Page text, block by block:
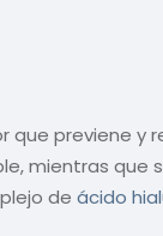
que previene y
mientras
de ácido